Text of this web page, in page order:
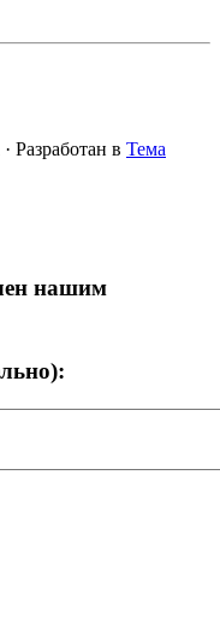
· Разработан в Тема
нашим